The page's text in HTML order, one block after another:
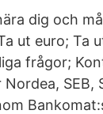
dig och
ut euro; Ta
frågor;
SEB,